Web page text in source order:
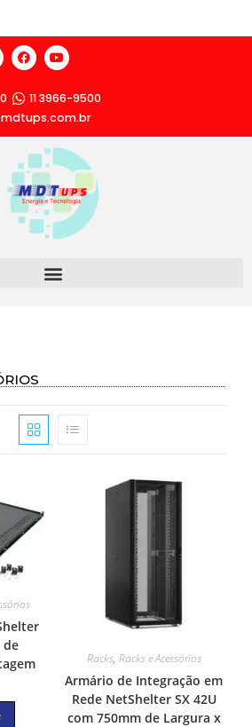
11 3966-9500
de
Racks, Racks e Acessórios
Armário de Integração em
Rede NetShelter SX 42U
com 750mm de Largura x